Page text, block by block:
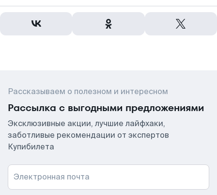
Рассказываем о полезном и интересном
Рассылка с выгодными предложениями
Эксклюзивные акции, лучшие лайфхаки,
заботливые рекомендации от экспертов
Купибилета
Электронная почта